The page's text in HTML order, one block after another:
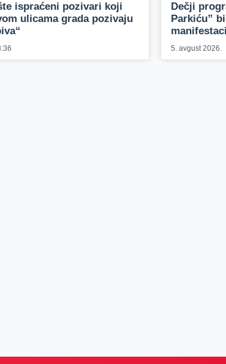
ispraćeni pozivari koji
ulicama grada pozivaju
Dečji
Parkiću”
5. avgust 2026.